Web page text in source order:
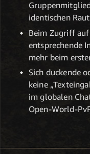
identischen
Beim Zugriff
entsprechende
mehr beim
Sich duckende
keine
im globalen
Open-World-